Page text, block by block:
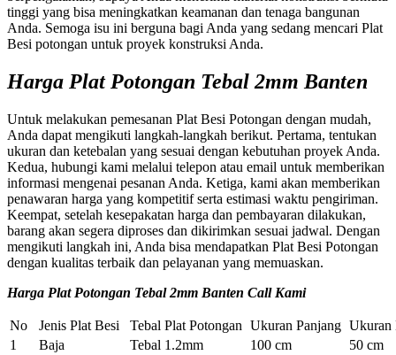
tinggi yang bisa meningkatkan keamanan dan tenaga bangunan
Anda. Semoga isu ini berguna bagi Anda yang sedang mencari Plat
Besi potongan untuk proyek konstruksi Anda.
Harga Plat Potongan Tebal 2mm Banten
Untuk melakukan pemesanan Plat Besi Potongan dengan mudah,
Anda dapat mengikuti langkah-langkah berikut. Pertama, tentukan
ukuran dan ketebalan yang sesuai dengan kebutuhan proyek Anda.
Kedua, hubungi kami melalui telepon atau email untuk memberikan
informasi mengenai pesanan Anda. Ketiga, kami akan memberikan
penawaran harga yang kompetitif serta estimasi waktu pengiriman.
Keempat, setelah kesepakatan harga dan pembayaran dilakukan,
barang akan segera diproses dan dikirimkan sesuai jadwal. Dengan
mengikuti langkah ini, Anda bisa mendapatkan Plat Besi Potongan
dengan kualitas terbaik dan pelayanan yang memuaskan.
Harga Plat Potongan Tebal 2mm Banten Call Kami
No Jenis Plat Besi Tebal Plat Potongan Ukuran Panjang Ukuran
1
Baja Tebal 1.2mm 100 cm
50 cm